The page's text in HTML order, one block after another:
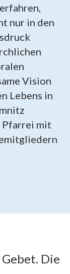
nur in den
Vision
Lebens in
Pfarrei mit
Die